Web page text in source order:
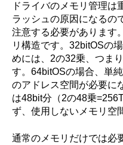
ドライバのメモリ管理は
ラッシュの原因になるの
注意する必要があります
リ構造です。32bitOSの
めには、2の32乗、つま
す。64bitOSの場合、単
のアドレス空間が必要に
は48bit分（2の48乗
ず、使用しないメモリ空
通常のメモリだけでは必